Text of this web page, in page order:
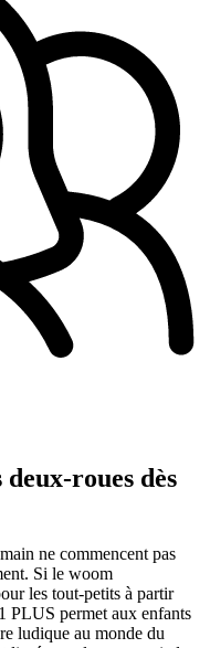
roues dès
ne commencent pas
Si le woom
les tout-petits à partir
permet aux enfants
ludique au monde du